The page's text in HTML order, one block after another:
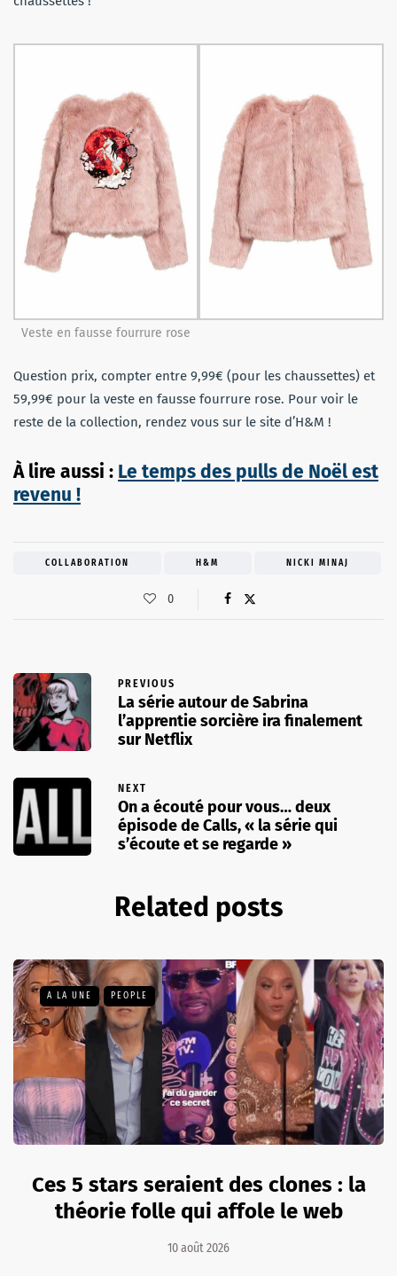
Veste en fausse fourrure rose
Question prix, compter entre 9,99€ (pour les chaussettes) et
59,99€ pour la veste en fausse fourrure rose. Pour voir le
reste de la collection, rendez vous sur le site d’H&M !
Àlire aussi : Le temps des pulls de Noël est
revenu !
COLLABORATION H&M NICKI MINAJ
0
PREVIOUS
La série autour de Sabrina
l’apprentie sorcière ira finalement
sur Netflix
NEXT
On a écouté pour vous… deux
épisode de Calls, « la série qui
s’écoute et se regarde »
Related posts
A LA UNE PEOPLE
Ces 5 stars seraient des clones : la
théorie folle qui affole le web
10 août 2026